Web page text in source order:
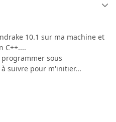
10.1 sur ma machine et
C++....
sous
suivre pour m'initier...